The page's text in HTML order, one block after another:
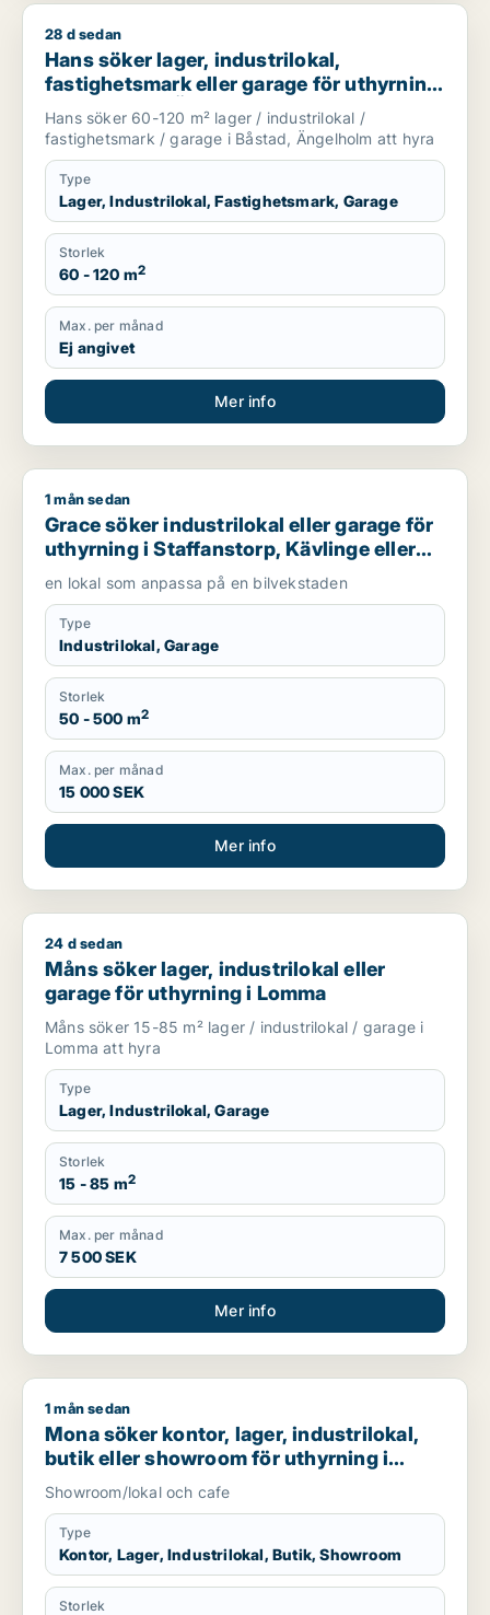
Hans söker lager, industrilokal, fastighetsmark eller garage
28 d sedan
Hans söker lager, industrilokal,
fastighetsmark eller garage för uthyrning
i Båstad eller Ängelholm
Hans söker 60-120 m² lager / industrilokal /
fastighetsmark / garage i Båstad, Ängelholm att hyra
Type
Lager, Industrilokal, Fastighetsmark, Garage
Storlek
60 - 120 m2
Max. per månad
Ej angivet
Mer info
Grace söker industrilokal eller garage för uthyrning i
1 mån sedan
Grace söker industrilokal eller garage för
uthyrning i Staffanstorp, Kävlinge eller
Lomma m.fl.
en lokal som anpassa på en bilvekstaden
Type
Industrilokal, Garage
Storlek
50 - 500 m2
Max. per månad
15 000 SEK
Mer info
Måns söker lager, industrilokal eller garage för uthyrning i
24 d sedan
Måns söker lager, industrilokal eller
garage för uthyrning i Lomma
Måns söker 15-85 m² lager / industrilokal / garage i
Lomma att hyra
Type
Lager, Industrilokal, Garage
Storlek
15 - 85 m2
Max. per månad
7 500 SEK
Mer info
Mona söker kontor, lager, industrilokal, butik eller
1 mån sedan
Mona söker kontor, lager, industrilokal,
butik eller showroom för uthyrning i
Hässleholm
Showroom/lokal och cafe
Type
Kontor, Lager, Industrilokal, Butik, Showroom
Storlek